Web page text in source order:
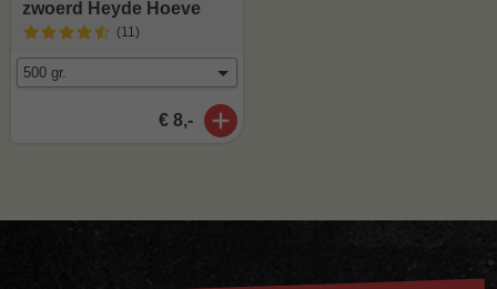
zwoerd Heyde Hoeve
(11)
€ 8,-